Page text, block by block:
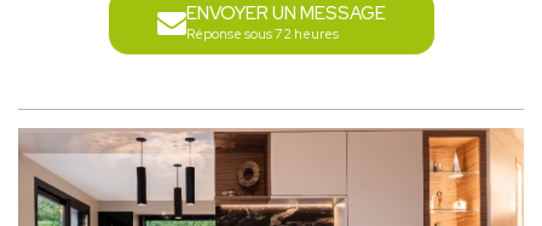
ENVOYER UN MESSAGE
Réponse sous 72 heures